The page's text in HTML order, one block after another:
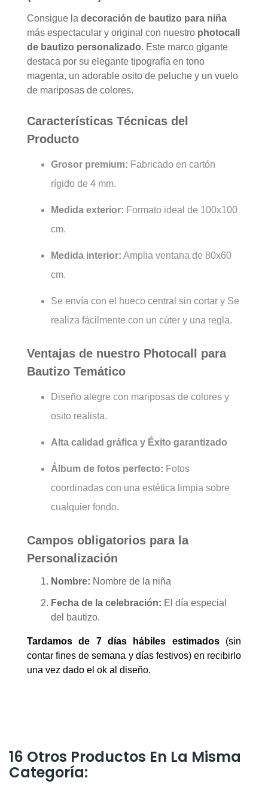
Consigue la decoración de bautizo para niña
más espectacular y original con nuestro photocall
de bautizo personalizado. Este marco gigante
destaca por su elegante tipografía en tono
magenta, un adorable osito de peluche y un vuelo
de mariposas de colores.
Características Técnicas del
Producto
Grosor premium: Fabricado en cartón
rígido de 4 mm.
Medida exterior: Formato ideal de 100x100
cm.
Medida interior: Amplia ventana de 80x60
cm.
Se envía con el hueco central sin cortar y Se
realiza fácilmente con un cúter y una regla.
Ventajas de nuestro Photocall para
Bautizo Temático
Diseño alegre con mariposas de colores y
osito realista.
Alta calidad gráfica y Éxito garantizado
Álbum de fotos perfecto: Fotos
coordinadas con una estética limpia sobre
cualquier fondo.
Campos obligatorios para la
Personalización
Nombre: Nombre de la niña
Fecha de la celebración: El día especial
del bautizo.
Tardamos de 7 días hábiles estimados(sin
contar fines de semana y días festivos) en recibirlo
una vez dado el ok al diseño.
16 Otros Productos En La Misma
Categoría: